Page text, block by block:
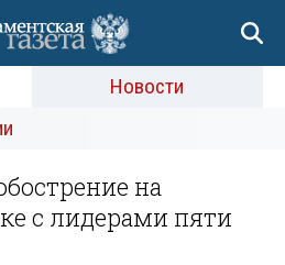
Новости
на
с лидерами пяти